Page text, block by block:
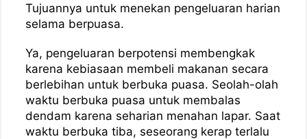
Tujuannya untuk menekan pengeluaran harian
selama berpuasa.
Ya, pengeluaran berpotensi membengkak
karena kebiasaan membeli makanan secara
berlebihan untuk berbuka puasa. Seolah-olah
waktu berbuka puasa untuk membalas
dendam karena seharian menahan lapar. Saat
waktu berbuka tiba, seseorang kerap terlalu